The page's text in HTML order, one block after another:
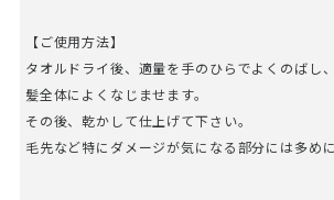
【ご使用方法】
タオルドライ後、適量を手のひらでよくのばし
髪全体によくなじませます。
その後、乾かして仕上げて下さい。
毛先など特にダメージが気になる部分には多め